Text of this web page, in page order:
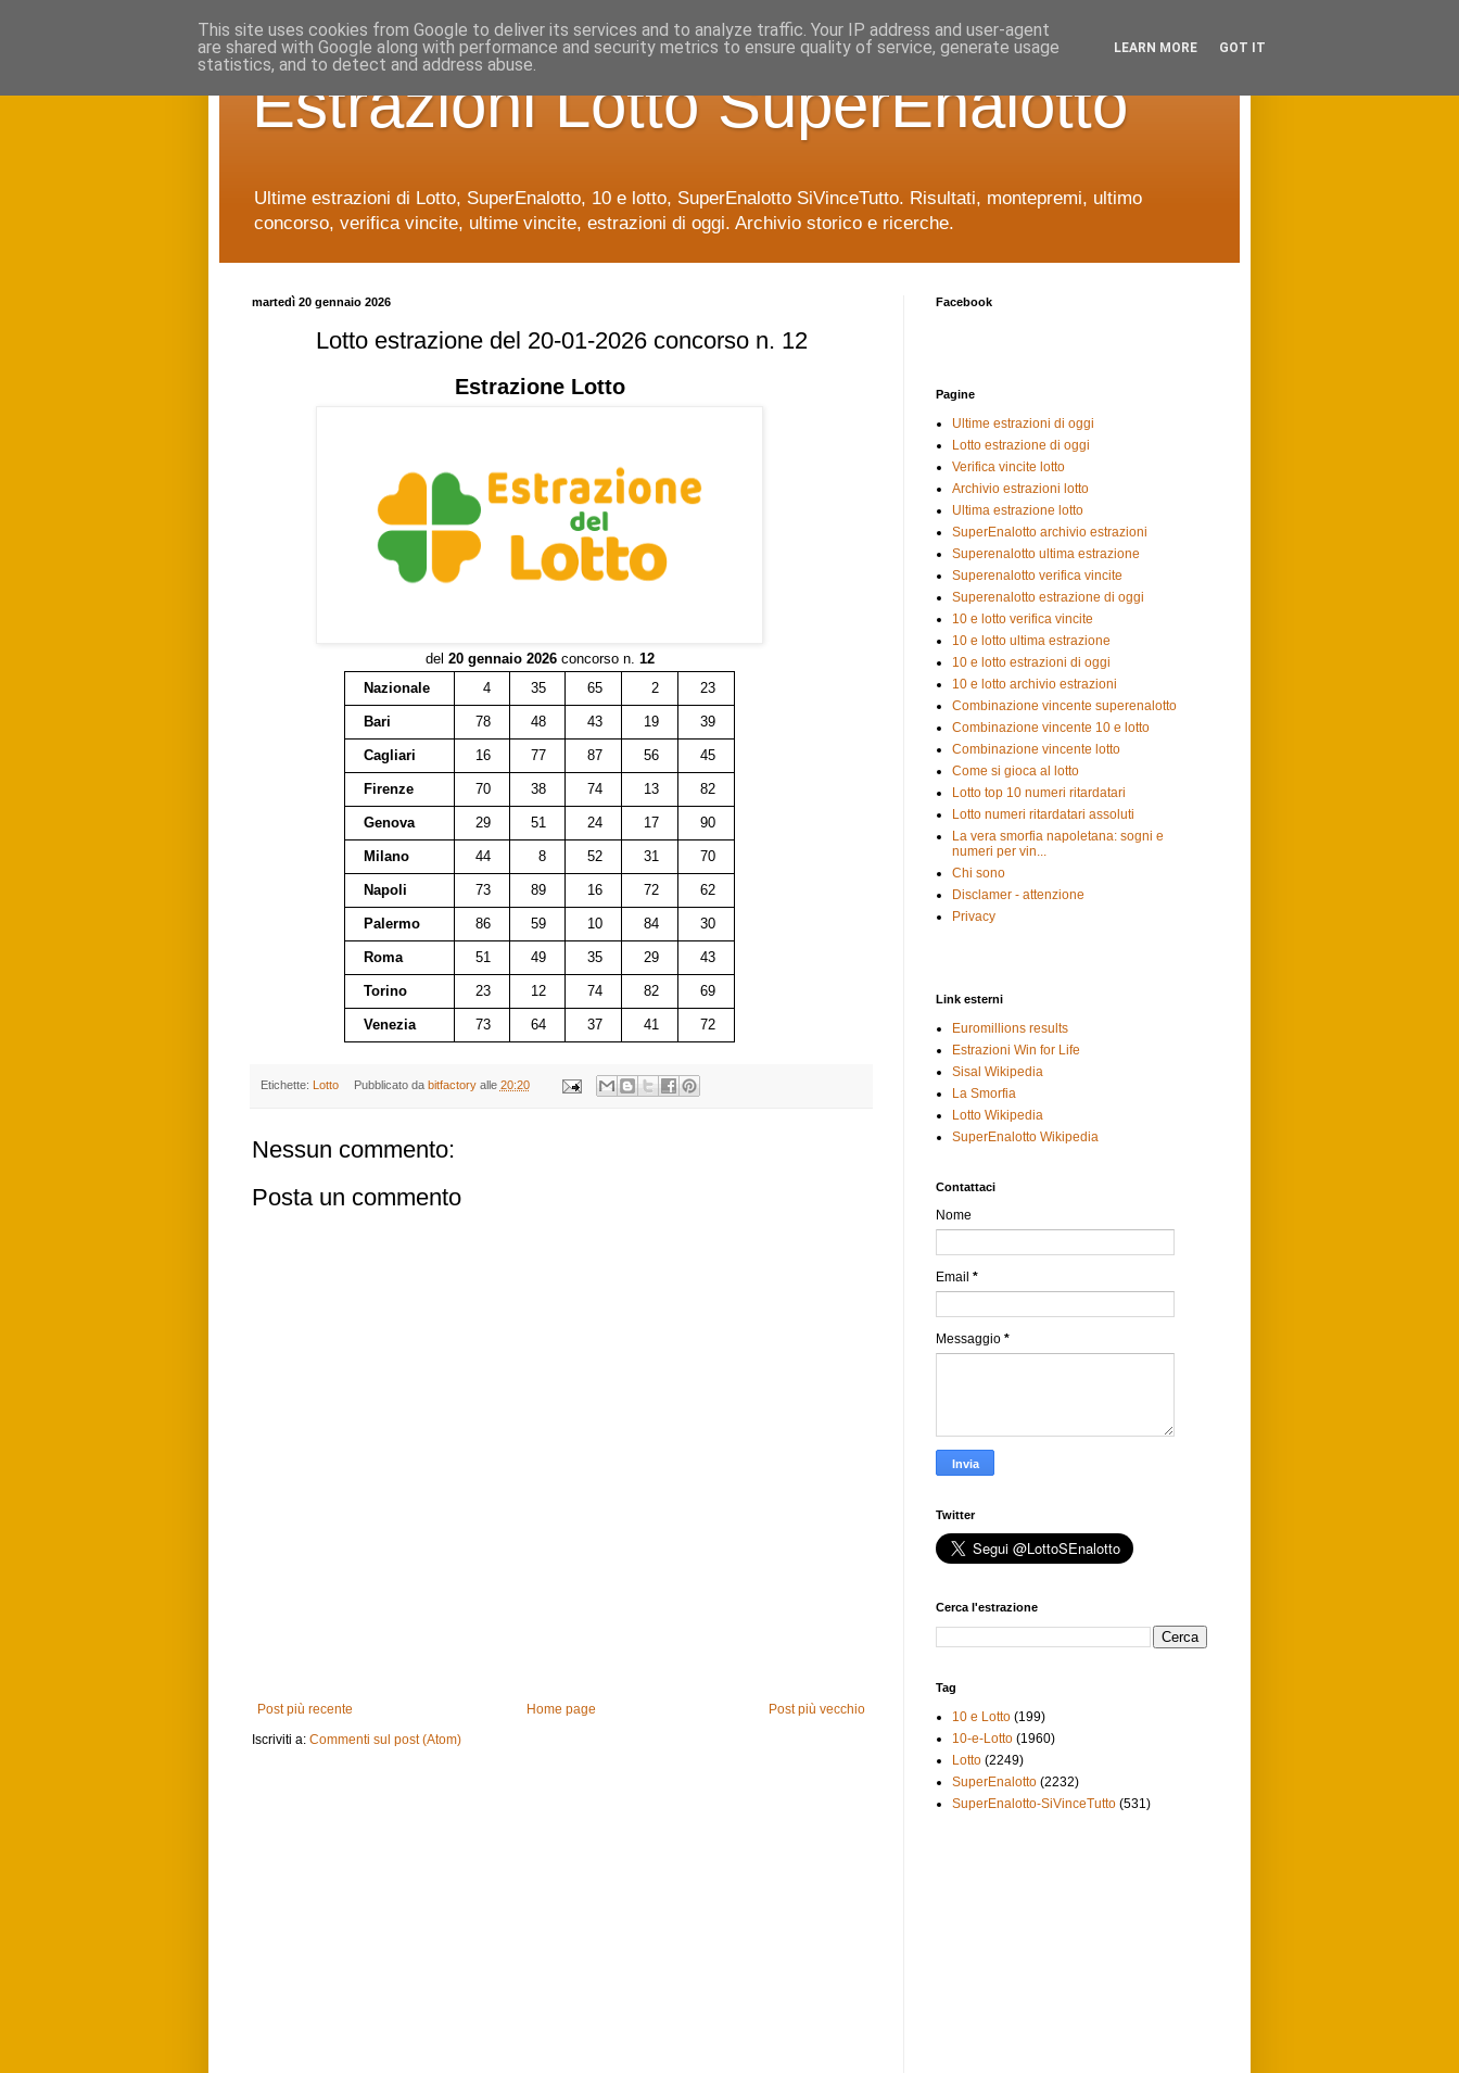
Estrazioni Lotto SuperEnalotto
Ultime estrazioni di Lotto, SuperEnalotto, 10 e lotto, SuperEnalotto SiVinceTutto. Risultati, montepremi, ultimo
concorso, verifica vincite, ultime vincite, estrazioni di oggi. Archivio storico e ricerche.
martedì 20 gennaio 2026
Lotto estrazione del 20-01-2026 concorso n. 12
Estrazione Lotto
del 20 gennaio 2026concorso n. 12
Nazionale
4 35 65 2 23
Bari 78 48 43 19 39
Cagliari 16 77 87 56 45
Firenze 70 38 74 13 82
Genova 29 51 24 17 90
Milano 44 8 52 31 70
Napoli 73 89 16 72 62
Palermo 86 59 10 84 30
Roma 51 49 35 29 43
Torino 23 12 74 82 69
Venezia 73 64 37 41 72
Etichette: Lotto Pubblicato da bitfactory alle 20:20
Nessun commento:
Posta un commento
Post più recente Post più vecchio
Home page
Iscriviti a: Commenti sul post (Atom)
Facebook
Pagine
Ultime estrazioni di oggi
Lotto estrazione di oggi
Verifica vincite lotto
Archivio estrazioni lotto
Ultima estrazione lotto
SuperEnalotto archivio estrazioni
Superenalotto ultima estrazione
Superenalotto verifica vincite
Superenalotto estrazione di oggi
10 e lotto verifica vincite
10 e lotto ultima estrazione
10 e lotto estrazioni di oggi
10 e lotto archivio estrazioni
Combinazione vincente superenalotto
Combinazione vincente 10 e lotto
Combinazione vincente lotto
Come si gioca al lotto
Lotto top 10 numeri ritardatari
Lotto numeri ritardatari assoluti
La vera smorfia napoletana: sogni e
numeri per vin...
Chi sono
Disclamer - attenzione
Privacy
Link esterni
Euromillions results
Estrazioni Win for Life
Sisal Wikipedia
La Smorfia
Lotto Wikipedia
SuperEnalotto Wikipedia
Contattaci
Nome
Email *
Messaggio *
Twitter
Cerca l'estrazione
Tag
10 e Lotto (199)
10-e-Lotto (1960)
Lotto (2249)
SuperEnalotto (2232)
SuperEnalotto-SiVinceTutto (531)
This site uses cookies from Google to deliver its services and to analyze traffic. Your IP address and user-agent
are shared with Google along with performance and security metrics to ensure quality of service, generate usage
statistics, and to detect and address abuse.
LEARN MORE GOT IT